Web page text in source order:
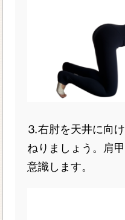
⒊右肘を天井に向
ねりましょう。肩
意識します。